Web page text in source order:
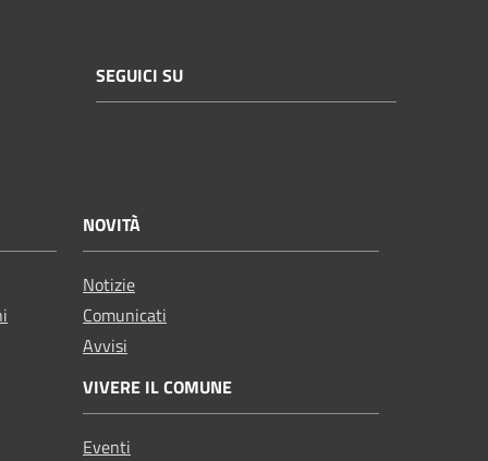
SEGUICI SU
NOVITÀ
Notizie
Comunicati
Avvisi
VIVERE IL COMUNE
Eventi